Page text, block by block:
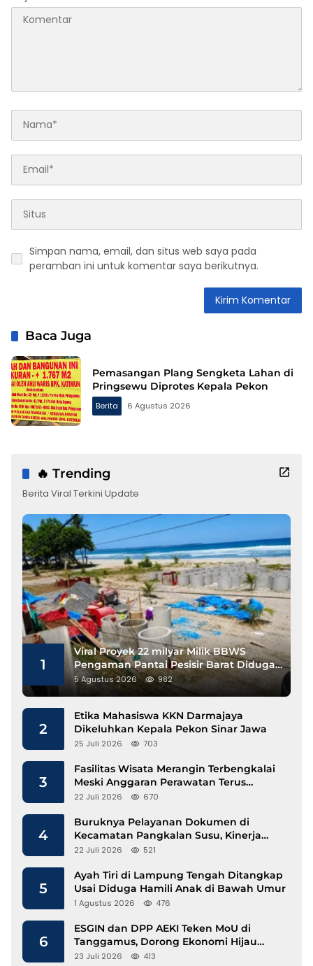
Simpan nama, email, dan situs web saya pada
peramban ini untuk komentar saya berikutnya.
Baca Juga
Pemasangan Plang Sengketa Lahan di
Pringsewu Diprotes Kepala Pekon
Berita 6 Agustus 2026
🔥 Trending
Berita Viral Terkini Update
1
Viral Proyek 22 milyar Milik BBWS
Pengaman Pantai Pesisir Barat Diduga
Gunakan Besi Banci
5 Agustus 2026 982
2
Etika Mahasiswa KKN Darmajaya
Dikeluhkan Kepala Pekon Sinar Jawa
25 Juli 2026 703
3
Fasilitas Wisata Merangin Terbengkalai
Meski Anggaran Perawatan Terus
Mengalir
22 Juli 2026 670
4
Buruknya Pelayanan Dokumen di
Kecamatan Pangkalan Susu, Kinerja
Disdukcapil Langkat Disorot
22 Juli 2026 521
5
Ayah Tiri di Lampung Tengah Ditangkap
Usai Diduga Hamili Anak di Bawah Umur
1 Agustus 2026 476
6
ESGIN dan DPP AEKI Teken MoU di
Tanggamus, Dorong Ekonomi Hijau
Berbasis Kopi dan Perdagangan Karbon
23 Juli 2026 413